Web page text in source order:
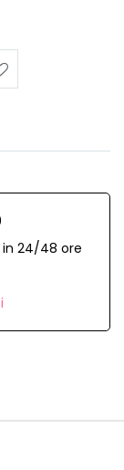
in 24/48 ore